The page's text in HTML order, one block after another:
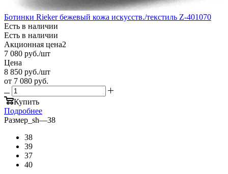
Ботинки Rieker бежевый кожа искусств./текстиль Z-401070
Есть в наличии
Есть в наличии
Акционная цена2
7 080 руб./шт
Цена
8 850 руб./шт
от 7 080 руб.
Купить
Подробнее
Размер_sh—38
38
39
37
40